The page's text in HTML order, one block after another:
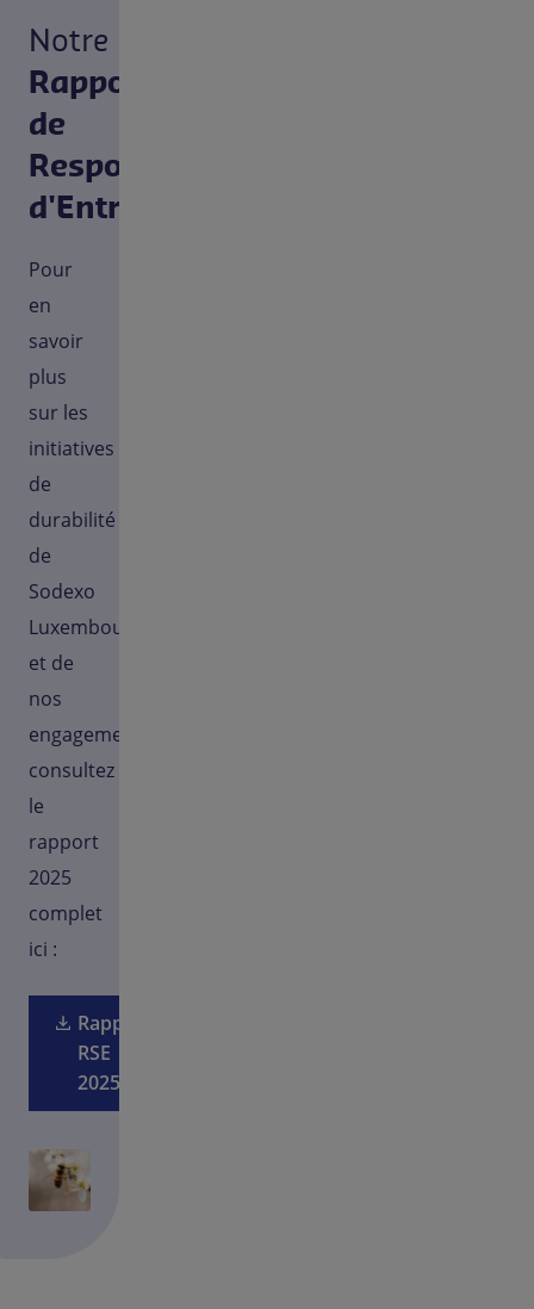
Notre
Rapport
de
Responsabilité
d'Entreprise
Pour
en
savoir
plus
sur les
initiatives
de
durabilité
de
Sodexo
Luxembourg
et de
nos
engagements,
consultez
le
rapport
2025
complet
ici :
Rapport
RSE
2025